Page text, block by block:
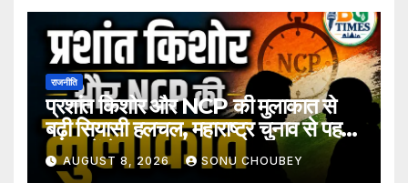
राजनीति
प्रशांत किशोर और NCP की मुलाकात से
बढ़ी सियासी हलचल, महाराष्ट्र चुनाव से पहले
अटकलें तेज
AUGUST 8, 2026 SONU CHOUBEY